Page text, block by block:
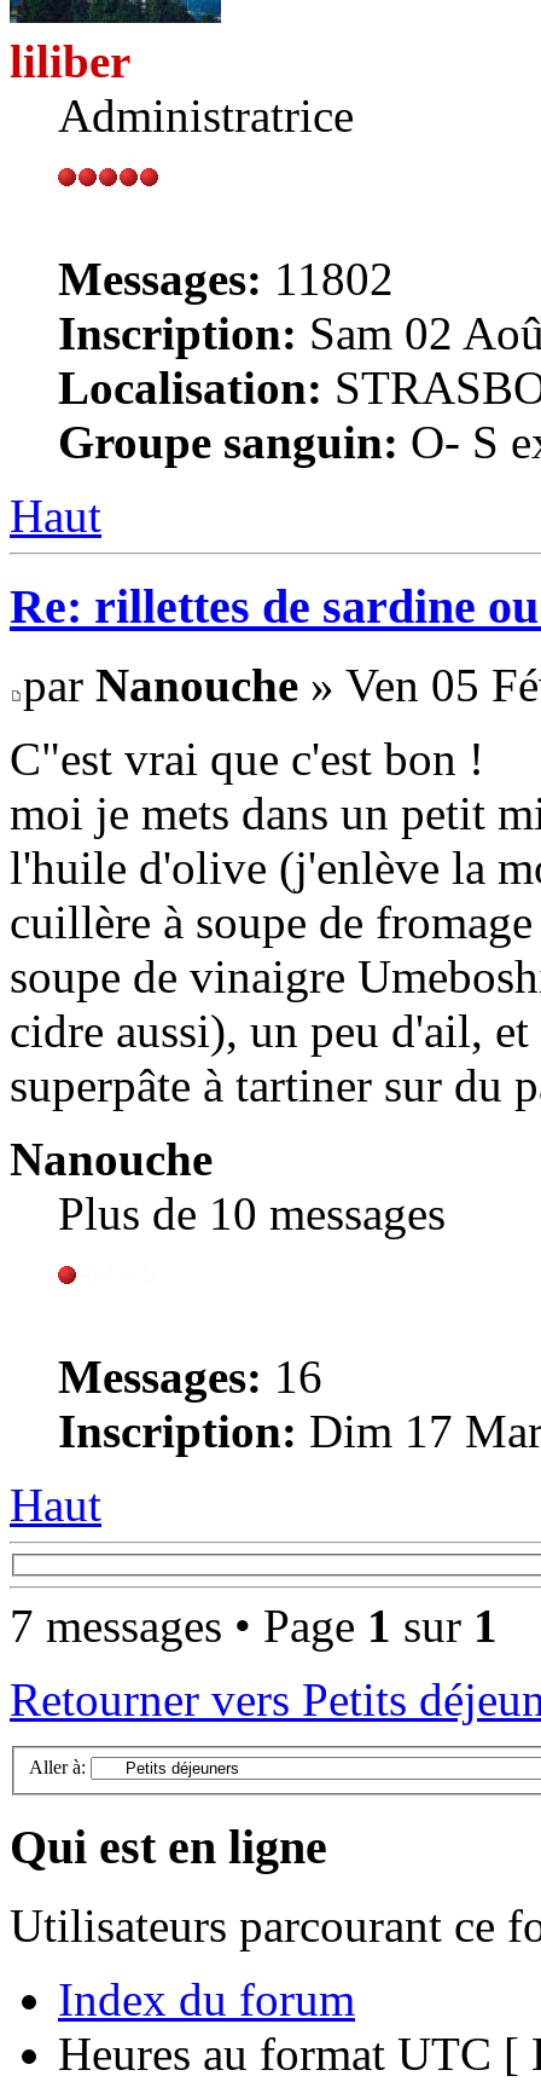
liliber
Administratrice
Messages: 11802
Inscription: Sam 02
Localisation:
Groupe sanguin: O- S
Haut
Re: rillettes de sardine
par Nanouche » Ven 05
C"est vrai que c'est bon !
moi je mets dans un petit
l'huile d'olive (j'enlève la
cuillère à soupe de
soupe de vinaigre
cidre aussi), un peu d'ail,
superpâte à tartiner sur du
Nanouche
Plus de 10 messages
Messages: 16
Inscription: Dim 17
Haut
7 messages • Page 1 sur 1
Retourner vers Petits
Aller à:
Qui est en ligne
Utilisateurs parcourant ce
Index du forum
Heures au format UTC [